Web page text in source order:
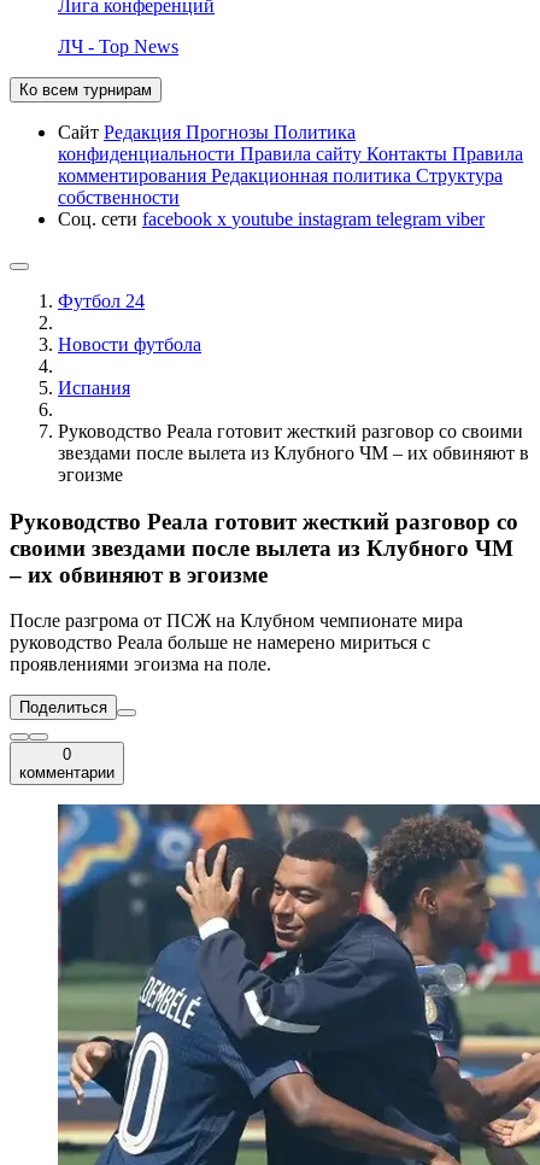
Лига конференций
ЛЧ - Top News
Ко всем турнирам
Сайт Редакция Прогнозы Политика
конфиденциальности Правила сайту Контакты Правила
комментирования Редакционная политика Структура
собственности
Соц. сети facebook x youtube instagram telegram viber
Футбол 24
Новости футбола
Испания
Руководство Реала готовит жесткий разговор со своими
звездами после вылета из Клубного ЧМ – их обвиняют в
эгоизме
Руководство Реала готовит жесткий разговор со
своими звездами после вылета из Клубного ЧМ
– их обвиняют в эгоизме
После разгрома от ПСЖ на Клубном чемпионате мира
руководство Реала больше не намерено мириться с
проявлениями эгоизма на поле.
Поделиться
0
комментарии